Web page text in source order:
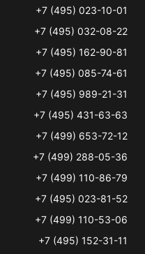
+7 (495) 023-10-01
+7 (495) 032-08-22
+7 (495) 162-90-81
+7 (495) 085-74-61
+7 (495) 989-21-31
+7 (495) 431-63-63
+7 (499) 653-72-12
+7 (499) 288-05-36
+7 (499) 110-86-79
+7 (495) 023-81-52
+7 (499) 110-53-06
+7 (495) 152-31-11